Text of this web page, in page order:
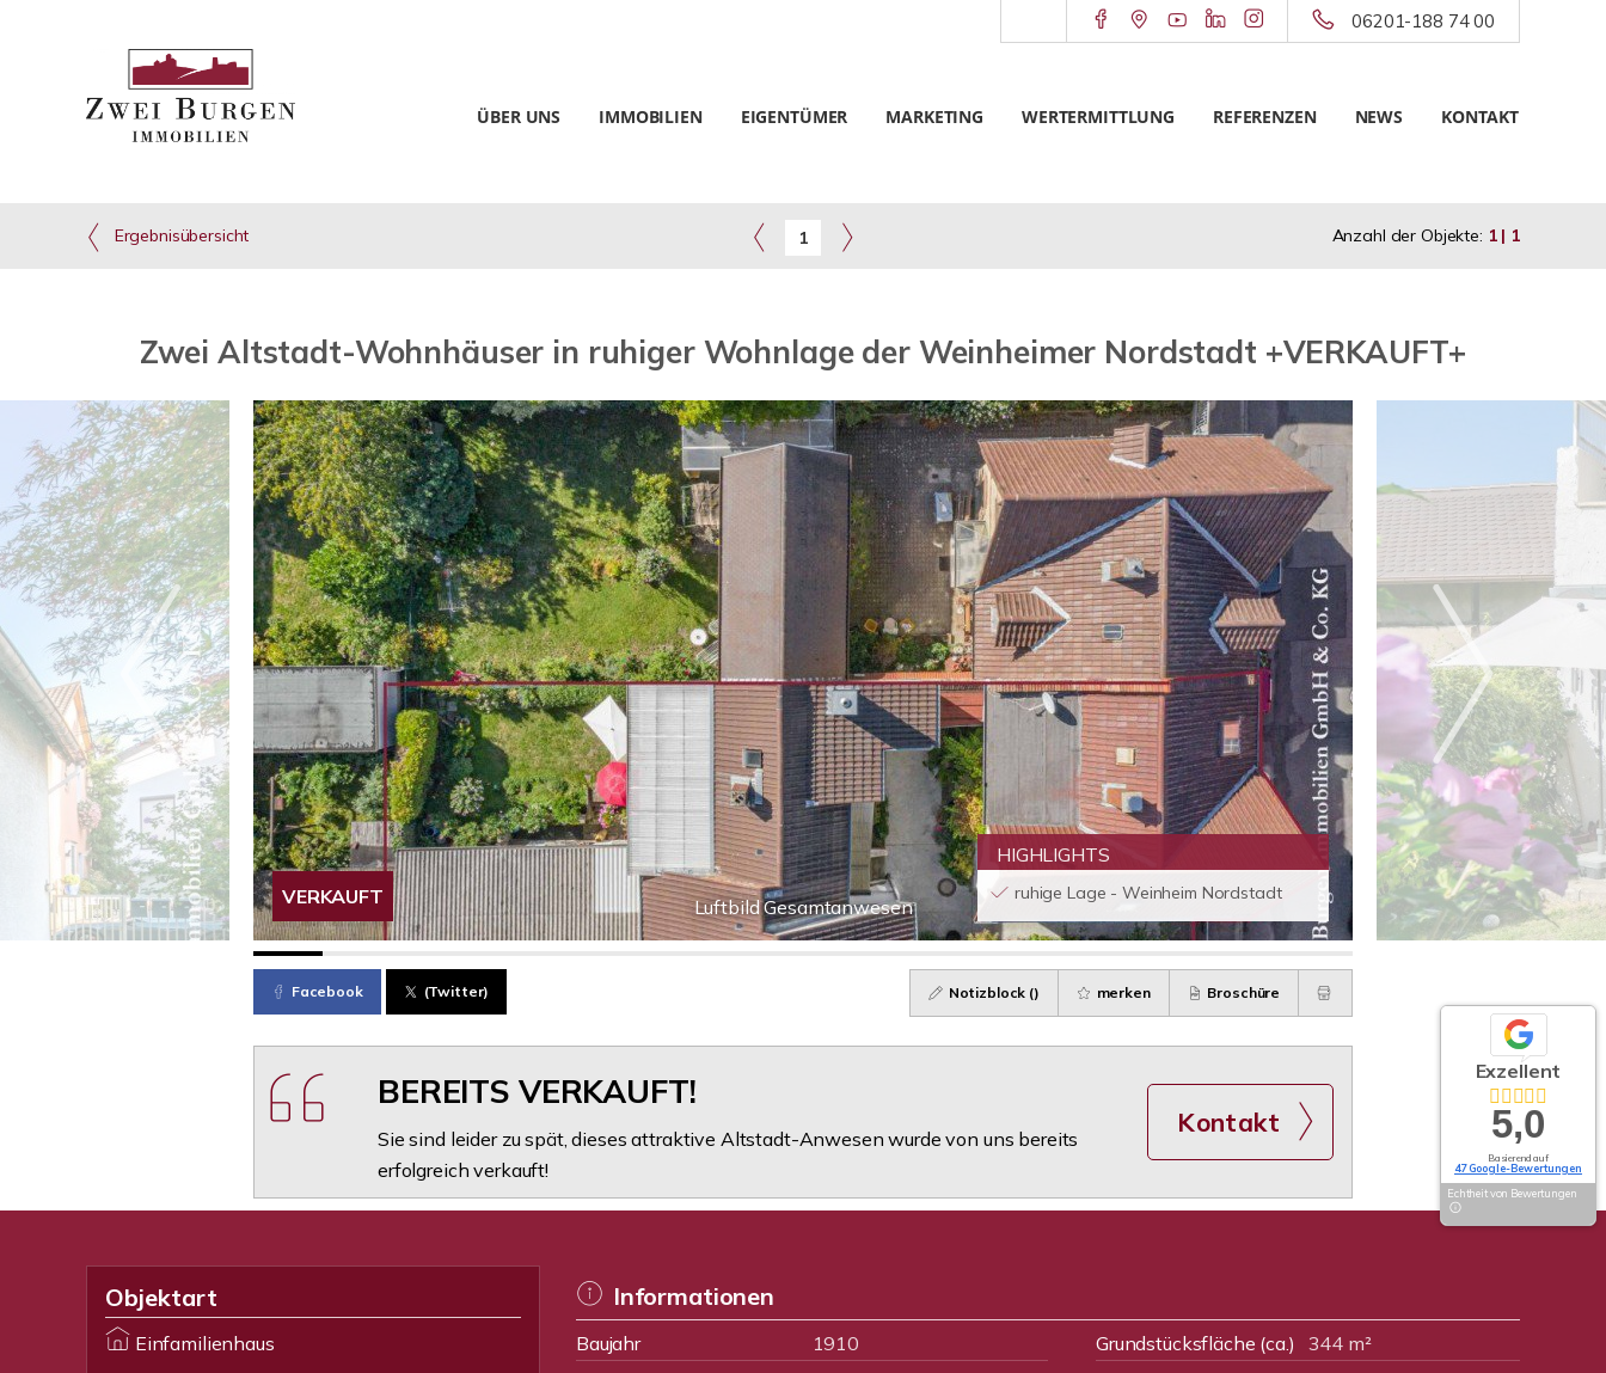
06201-188 74 00
ÜBER UNS IMMOBILIEN EIGENTÜMER MARKETING WERTERMITTLUNG REFERENZEN NEWS KONTAKT
Ergebnisübersicht 1 Anzahl der Objekte: 1 | 1
Zwei Altstadt-Wohnhäuser in ruhiger Wohnlage der Weinheimer Nordstadt +VERKAUFT+
Luftbild Gesamtanwesen
HIGHLIGHTS
ruhige Lage - Weinheim Nordstadt
VERKAUFT
Facebook (Twitter) Notizblock () merken Broschüre
BEREITS VERKAUFT!
Sie sind leider zu spät, dieses attraktive Altstadt-Anwesen wurde von uns bereits
erfolgreich verkauft!
Kontakt
Objektart
Einfamilienhaus
Informationen
Baujahr 1910 Grundstücksfläche (ca.) 344 m²
Exzellent
5,0
Basierend auf
47 Google-Bewertungen
Echtheit von Bewertungen